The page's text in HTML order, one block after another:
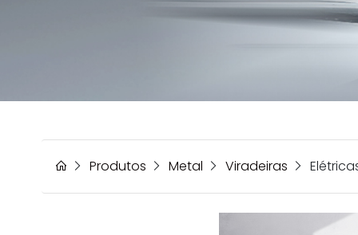
Produtos Metal Viradeiras